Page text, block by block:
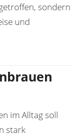
sondern
und
im Alltag soll
stark